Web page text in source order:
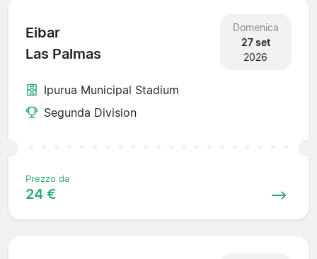
Eibar
Las Palmas
Domenica
27 set
2026
Ipurua Municipal Stadium
Segunda Division
Prezzo da
24 €